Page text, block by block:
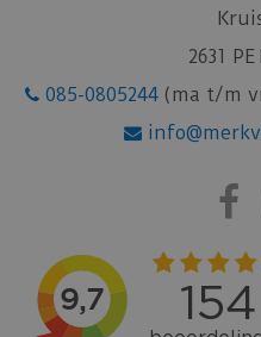
2631
085-0805244 (ma t/m